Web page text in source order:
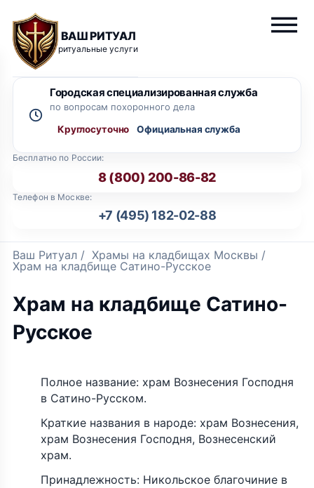
ВАШ РИТУАЛ
ритуальные услуги
Бесплатно по России:
8 (800) 200-86-82
Телефон в Москве:
+7 (495) 182-02-88
Городская специализированная служба
по вопросам похоронного дела
Круглосуточно
Ваш Ритуал / Храмы на кладбищах Москвы /
Храм на кладбище Сатино-Русское
Храм на кладбище Сатино-
Русское
Полное название: храм Вознесения Господня
в Сатино-Русском.
Краткие названия в народе: храм Вознесения,
храм Вознесения Господня, Вознесенский
храм.
Принадлежность: Никольское благочиние в